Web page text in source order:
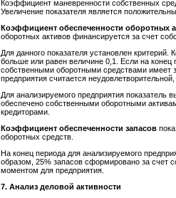
Коэффициент маневренности собственных
Увеличение показателя является
Коэффициент обеспеченности оборотных
оборотных активов финансируется за счет
Для данного показателя установлен
больше или равен величине 0,1. Если на
собственными оборотными средствами имеет
предприятия считается
Для анализируемого предприятия
обеспечено собственными оборотными
кредиторами.
Коэффициент обеспеченности запасов
оборотных средств.
На конец периода для анализируемого
образом, 25% запасов сформировано за счет
моментом для предприятия.
7. Анализ деловой активности